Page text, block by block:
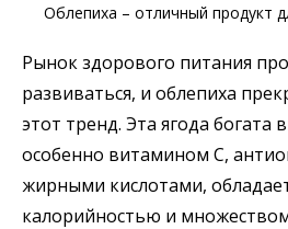
Облепиха – отличный продукт
Рынок здорового питания
развиваться, и облепиха
этот тренд. Эта ягода богата
особенно витамином C,
жирными кислотами,
калорийностью и